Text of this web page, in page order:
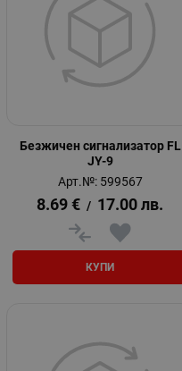
Безжичен сигнализатор FL
JY-9
Арт.№: 599567
8.69 € / 17.00 лв.
КУПИ